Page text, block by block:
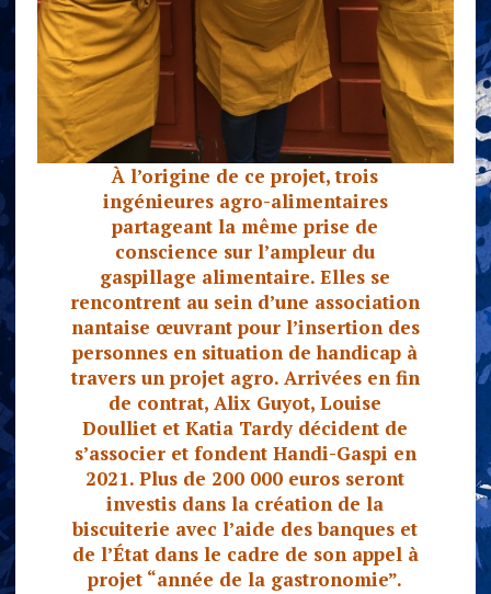
À l’origine de ce projet, trois
ingénieures agro-alimentaires
partageant la même prise de
conscience sur l’ampleur du
gaspillage alimentaire. Elles se
rencontrent au sein d’une association
nantaise œuvrant pour l’insertion des
personnes en situation de handicap à
travers un projet agro. Arrivées en fin
de contrat, Alix Guyot, Louise
Doulliet et Katia Tardy décident de
s’associer et fondent Handi-Gaspi en
2021. Plus de 200 000 euros seront
investis dans la création de la
biscuiterie avec l’aide des banques et
de l’État dans le cadre de son appel à
projet “année de la gastronomie”.